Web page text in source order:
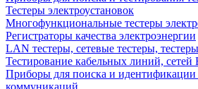
Тестеры электроустановок
Многофункциональные тестеры
Регистраторы качества электроэнергии
LAN тестеры, сетевые тестеры,
Тестирование кабельных линий, сетей
Приборы для поиска и
коммуникаций